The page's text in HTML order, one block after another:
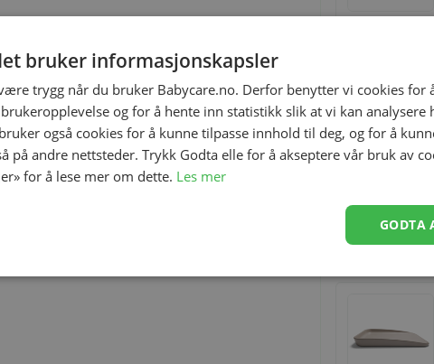
bruker informasjonskapsler
trygg når du bruker Babycare.no. Derfor benytter vi cookies for
og for å hente inn statistikk slik at vi kan analysere
også cookies for å kunne tilpasse innhold til deg, og for å
på andre nettsteder. Trykk Godta elle for å akseptere vår bruk av
for å lese mer om dette. Les mer
GODTA